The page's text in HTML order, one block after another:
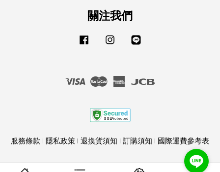
關注我們
Facebook Instagram
Visa Master
American
服務條款 | 隱私政策 | 退換貨須知 | 訂購須知 | 國際運費參考表